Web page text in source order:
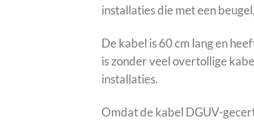
installaties die met een
De kabel is 60 cm lang en
is zonder veel overtollige
installaties.
Omdat de kabel DGUV-